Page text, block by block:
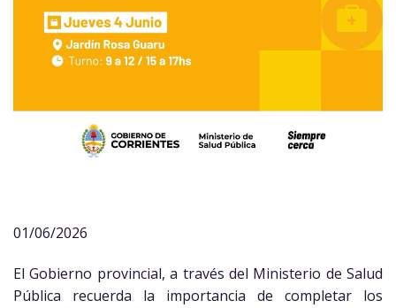
01/06/2026
El Gobierno provincial, a través del Ministerio de Salud
Pública recuerda la importancia de completar los